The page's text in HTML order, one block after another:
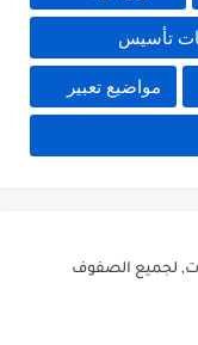
تأسيس
مواضيع تعبير
لجميع الصفوف